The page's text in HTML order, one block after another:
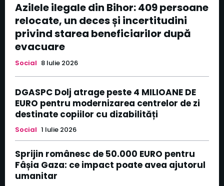
Azilele ilegale din Bihor: 409 persoane
relocate, un deces și incertitudini
privind starea beneficiarilor după
evacuare
Social 8 Iulie 2026
DGASPC Dolj atrage peste 4 MILIOANE DE
EURO pentru modernizarea centrelor de zi
destinate copiilor cu dizabilități
Social 1 Iulie 2026
Sprijin românesc de 50.000 EURO pentru
Fâșia Gaza: ce impact poate avea ajutorul
umanitar